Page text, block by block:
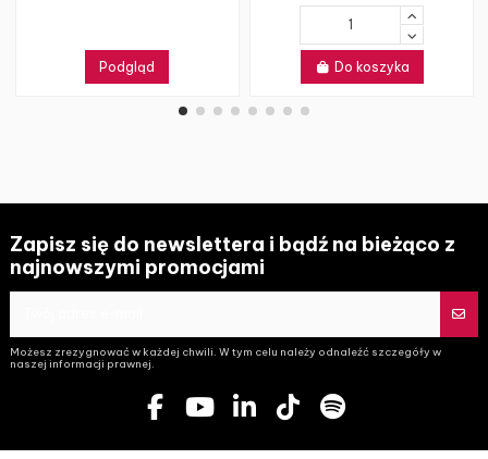
Podgląd Do koszyka
Zapisz się do newslettera i bądź na bieżąco z
najnowszymi promocjami
Możesz zrezygnować w każdej chwili. W tym celu należy odnaleźć szczegóły w
naszej informacji prawnej.